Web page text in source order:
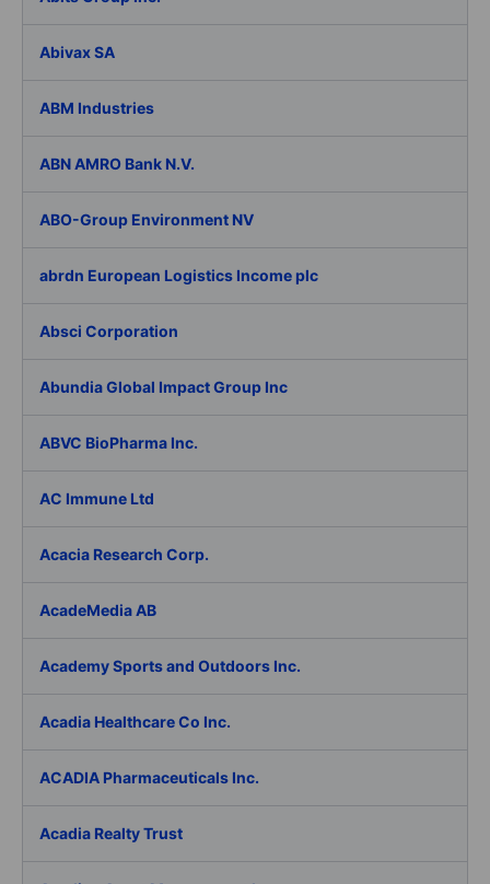
Abivax SA
ABM Industries
ABN AMRO Bank N.V.
ABO-Group Environment NV
abrdn European Logistics Income plc
Absci Corporation
Abundia Global Impact Group Inc
ABVC BioPharma Inc.
AC Immune Ltd
Acacia Research Corp.
AcadeMedia AB
Academy Sports and Outdoors Inc.
Acadia Healthcare Co Inc.
ACADIA Pharmaceuticals Inc.
Acadia Realty Trust